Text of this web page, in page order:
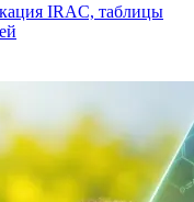
IRAC, таблицы